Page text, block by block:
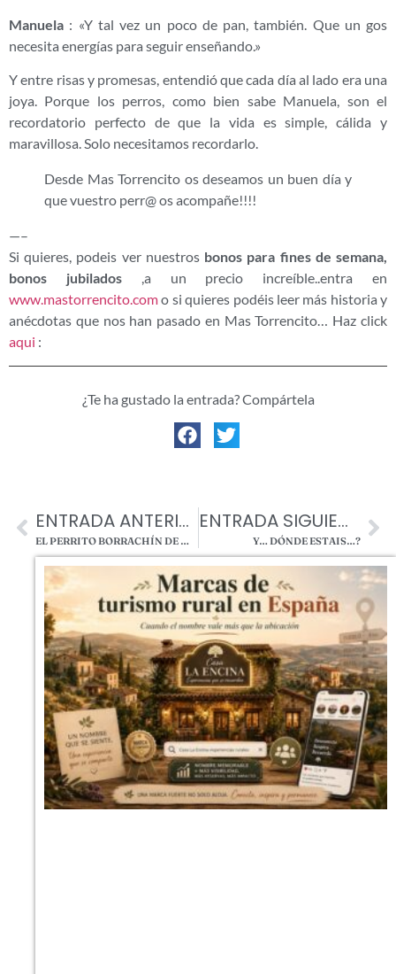
Manuela : «Y tal vez un poco de pan, también. Que un gos
necesita energías para seguir enseñando.»
Y entre risas y promesas, entendió que cada día al lado era una
joya. Porque los perros, como bien sabe Manuela, son el
recordatorio perfecto de que la vida es simple, cálida y
maravillosa. Solo necesitamos recordarlo.
Desde Mas Torrencito os deseamos un buen día y
que vuestro perr@ os acompañe!!!!
—–
Si quieres, podeis ver nuestros bonos para fines de semana,
bonos jubilados,a un precio increíble..entra en
www.mastorrencito.como si quieres podéis leer más historia y
anécdotas que nos han pasado en Mas Torrencito… Haz click
aqui :
¿Te ha gustado la entrada? Compártela
ENTRADA ANTERIOR
EL PERRITO BORRACHÍN DE MAS TORRENCITO.
ENTRADA SIGUIENTE
Y… DÓNDE ESTAIS…?